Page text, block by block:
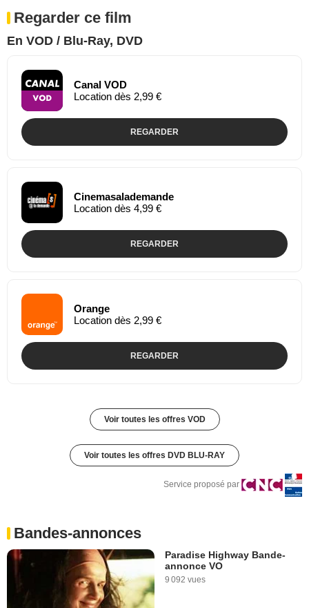
Regarder ce film
En VOD / Blu-Ray, DVD
Canal VOD
Location dès 2,99 €
REGARDER
Cinemasalademande
Location dès 4,99 €
REGARDER
Orange
Location dès 2,99 €
REGARDER
Voir toutes les offres VOD
Voir toutes les offres DVD BLU-RAY
Service proposé par
Bandes-annonces
Paradise Highway Bande-
annonce VO
9 092 vues